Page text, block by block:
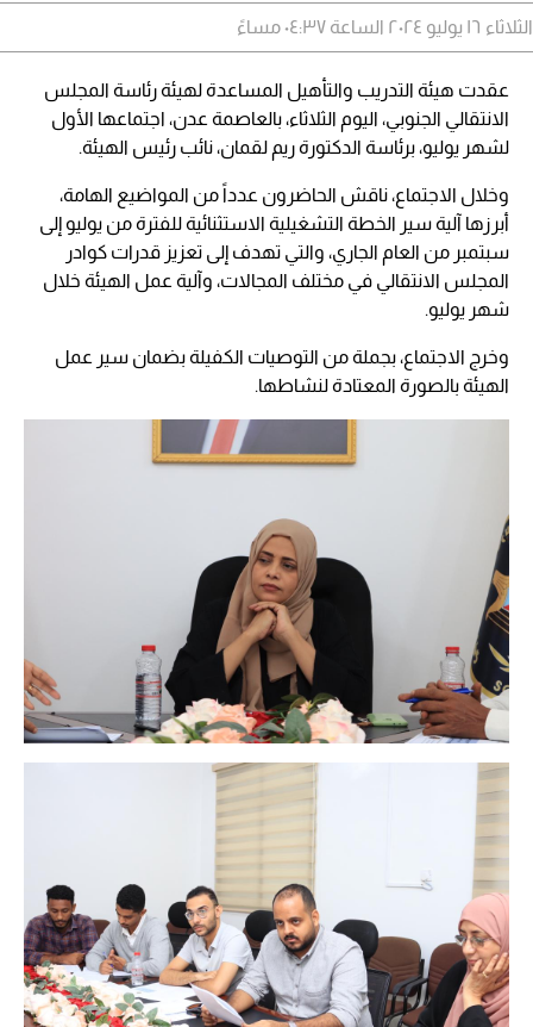
الثلاثاء ١٦ يوليو ٢٠٢٤ الساعة ٠٤:٣٧ مساءً
عقدت هيئة التدريب والتأهيل المساعدة لهيئة رئاسة المجلس
الانتقالي الجنوبي، اليوم الثلاثاء، بالعاصمة عدن، اجتماعها الأول
لشهر يوليو، برئاسة الدكتورة ريم لقمان، نائب رئيس الهيئة.
وخلال الاجتماع، ناقش الحاضرون عدداً من المواضيع الهامة،
أبرزها آلية سير الخطة التشغيلية الاستثنائية للفترة من يوليو إلى
سبتمبر من العام الجاري، والتي تهدف إلى تعزيز قدرات كوادر
المجلس الانتقالي في مختلف المجالات، وآلية عمل الهيئة خلال
شهر يوليو.
وخرج الاجتماع، بجملة من التوصيات الكفيلة بضمان سير عمل
الهيئة بالصورة المعتادة لنشاطها.